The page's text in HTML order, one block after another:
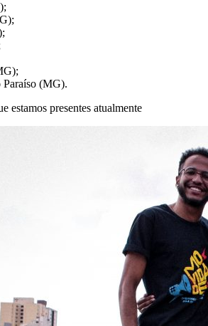
Paraíso (MG).
estamos presentes atualmente